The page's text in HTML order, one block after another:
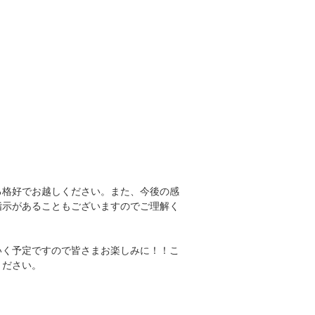
好でお越しください。また、今後の感
があることもございますのでご理解く
予定ですので皆さまお楽しみに！！こ
さい。